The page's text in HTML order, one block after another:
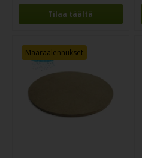
Tilaa täältä
Määräalennukset